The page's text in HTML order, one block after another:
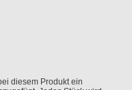
diesem Produkt ein